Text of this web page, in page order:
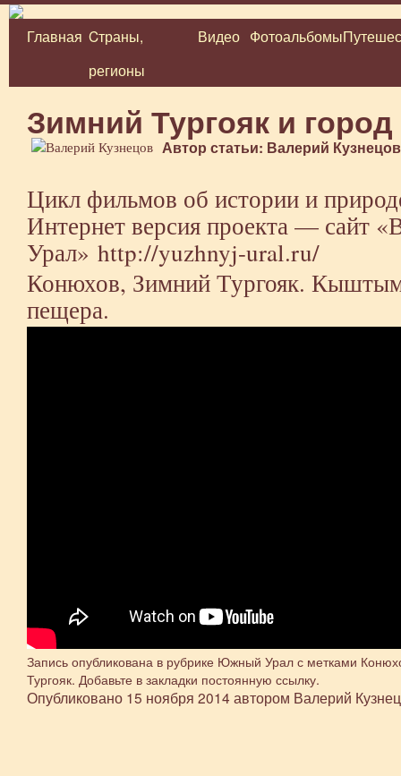
Перейти
Главная Cтраны,
регионы
Видео Фотоальбомы
Зимний Тургояк и
Автор статьи: Валерий Кузнецов
Цикл фильмов об истории и
Интернет версия проекта — сайт
Урал» http://yuzhnyj-ural.ru/
Конюхов, Зимний Тургояк.
пещера.
Запись опубликована в рубрике Южный Уралс метками
Тургояк. Добавьте в закладки постоянную ссылку.
Опубликовано 15 ноября 2014 автором Валерий